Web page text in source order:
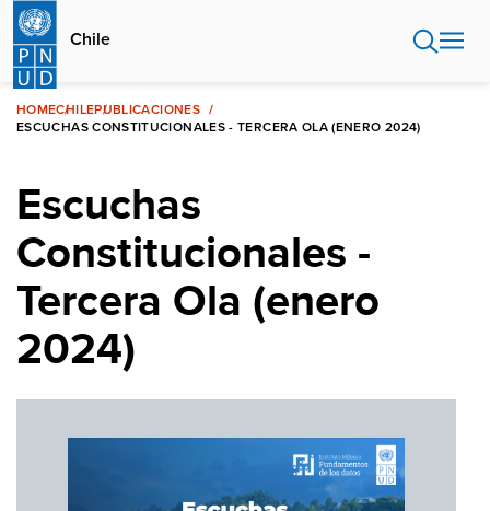
Pasar
contenido
principal
Chile
HOMECHILEPUBLICACIONES
ESCUCHAS CONSTITUCIONALES - TERCERA OLA (ENERO 2024)
Escuchas
Constitucionales -
Tercera Ola (enero
2024)